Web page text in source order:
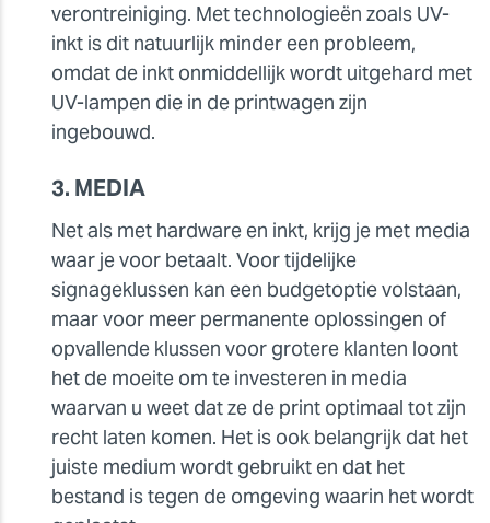
verontreiniging. Met technologieën zoals UV-
inkt is dit natuurlijk minder een probleem,
omdat de inkt onmiddellijk wordt uitgehard met
UV-lampen die in de printwagen zijn
ingebouwd.
3. MEDIA
Net als met hardware en inkt, krijg je met media
waar je voor betaalt. Voor tijdelijke
signageklussen kan een budgetoptie volstaan,
maar voor meer permanente oplossingen of
opvallende klussen voor grotere klanten loont
het de moeite om te investeren in media
waarvan u weet dat ze de print optimaal tot zijn
recht laten komen. Het is ook belangrijk dat het
juiste medium wordt gebruikt en dat het
bestand is tegen de omgeving waarin het wordt